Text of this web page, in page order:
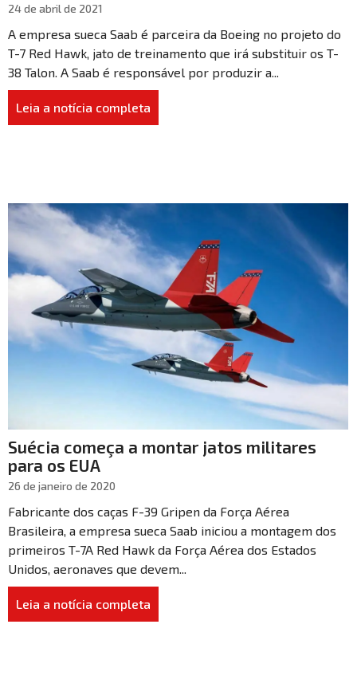
24 de abril de 2021
A empresa sueca Saab é parceira da Boeing no projeto do
T-7 Red Hawk, jato de treinamento que irá substituir os T-
38 Talon. A Saab é responsável por produzir a...
Leia a notícia completa
Suécia começa a montar jatos militares
para os EUA
26 de janeiro de 2020
Fabricante dos caças F-39 Gripen da Força Aérea
Brasileira, a empresa sueca Saab iniciou a montagem dos
primeiros T-7A Red Hawk da Força Aérea dos Estados
Unidos, aeronaves que devem...
Leia a notícia completa